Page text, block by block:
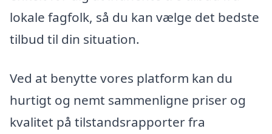
lokale fagfolk, så du kan vælge det bedste
tilbud til din situation.
Ved at benytte vores platform kan du
hurtigt og nemt sammenligne priser og
kvalitet på tilstandsrapporter fra